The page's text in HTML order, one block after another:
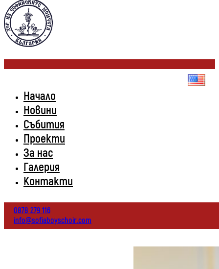
Начало
Новини
Събития
Проекти
За нас
Галерия
Контакти
0878 279 116
info@sofiaboyschoir.com